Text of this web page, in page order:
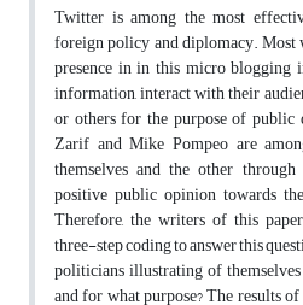
Twitter is among the most
foreign policy and diplomacy.
presence in in this micro blogging
information, interact with their
or others for the purpose of public
Zarif and Mike Pompeo are
themselves and the other
positive public opinion towards
Therefore, the writers of this
three-step coding to answer this
politicians illustrating of
and for what purpose? The results